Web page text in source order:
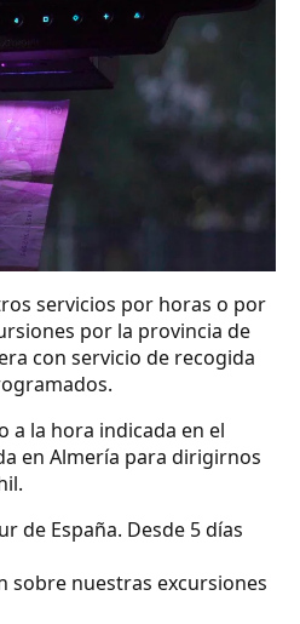
servicios por horas o por
por la provincia de
con servicio de recogida
a la hora indicada en el
en Almería para dirigirnos
de España. Desde 5 días
sobre nuestras excursiones